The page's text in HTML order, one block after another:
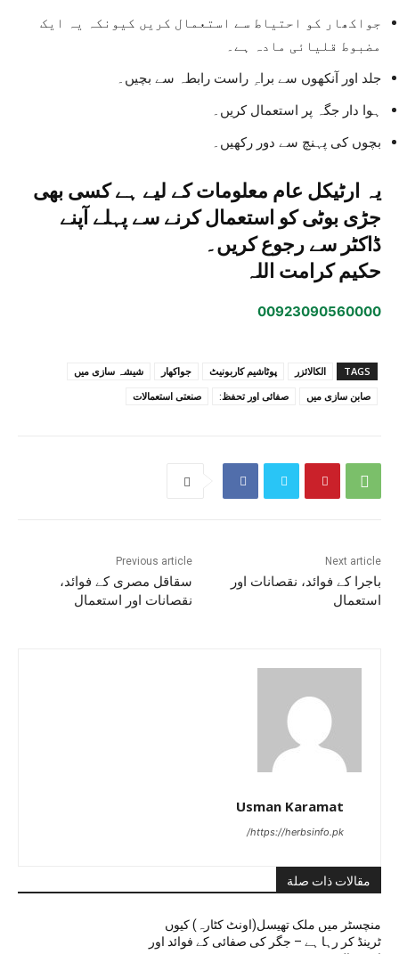
جواکھار کو احتیاط سے استعمال کریں کیونکہ یہ ایک
مضبوط قلیائی مادہ ہے۔
جلد اور آنکھوں سے براہِ راست رابطہ سے بچیں۔
ہوا دار جگہ پر استعمال کریں۔
بچوں کی پہنچ سے دور رکھیں۔
یہ ارٹیکل عام معلومات کے لیے ہے کسی بھی
جڑی بوٹی کو استعمال کرنے سے پہلے آپنے
ڈاکٹر سے رجوع کریں۔
حکیم کرامت اللہ
00923090560000
TAGS الکالائزر پوٹاشیم کاربونیٹ جواکھار
شیشہ سازی میں
صابن سازی میں
صفائی اور تحفظ: صنعتی استعمالات
Previous article
سقاقل مصری کے فوائد،
نقصانات اور استعمال
Next article
باجرا کے فوائد، نقصانات اور
استعمال
Usman Karamat
https://herbsinfo.pk/
مقالات ذات صلة
منچسٹر میں ملک تھیسل(اونٹ کٹارہ) کیوں
ٹرینڈ کر رہا ہے – جگر کی صفائی کے فوائد اور